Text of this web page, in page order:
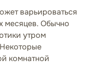
варьироваться
месяцев. Обычно
утром
комнатной